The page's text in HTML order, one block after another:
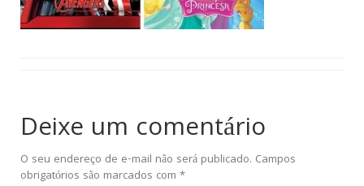
Deixe um comentário
O seu endereço de e-mail não será publicado. Campos
obrigatórios são marcados com *